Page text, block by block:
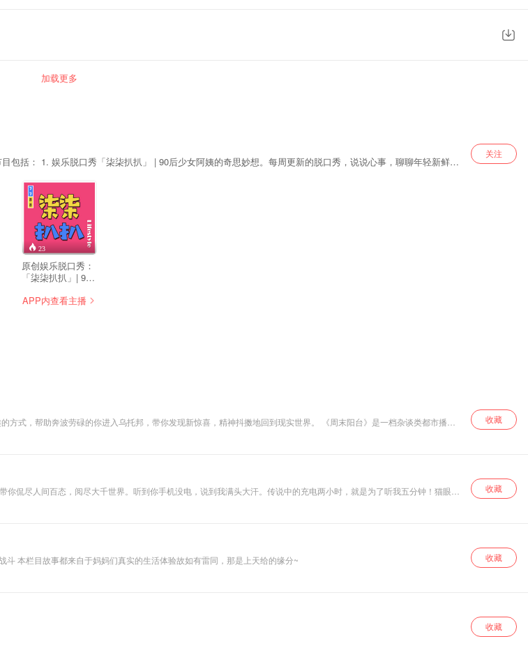
加载更多
奇思妙想。每周更新的脱口秀，说说心事，聊聊年轻新鲜的
盘点，以90后汽车
关注
23
原创娱乐脱口秀：
「柒柒扒扒」| 90
思妙想！ 每周更
音乐，影视定期会
有特别节目上线，
APP内查看主播
式，帮助奔波劳碌的你进入乌托邦，带你发现新惊喜，精神抖擞地回到现实世界。 《周末阳台》是一档杂谈类都市播
科普然并卵的冷知识。和你一起聊烟火人间寻常事，展忙里偷闲开心颜。 不慌不忙，眼里有光。
收藏
侃尽人间百态，阅尽大千世界。听到你手机没电，说到我满头大汗。传说中的充电两小时，就是为了听我五分钟！猫眼看
收藏
本栏目故事都来自于妈妈们真实的生活体验故如有雷同，那是上天给的缘分~
收藏
收藏